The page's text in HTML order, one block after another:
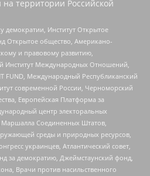
территории Российской
Институт Открытое
Открытое общество, Американо-
и правовому развитию,
Институт Международных Отношений,
FUND, Международный Республиканский
современной России, Черноморский
Европейская Платформа за
центр электоральных
Маршалла Соединенных Штатов,
среды и природных ресурсов,
украинцев, Атлантический совет,
за демократию, Джеймстаунский фонд,
Врачи против насильственного